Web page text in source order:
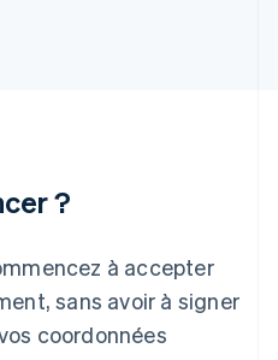
?
à accepter
sans avoir à signer
coordonnées